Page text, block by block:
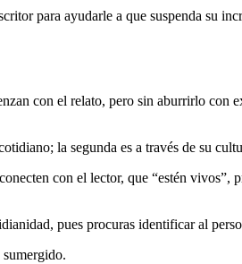
para ayudarle a que suspenda su
con el relato, pero sin aburrirlo
la segunda es a través de su
con el lector, que “estén
pues procuras identificar al
sumergido.